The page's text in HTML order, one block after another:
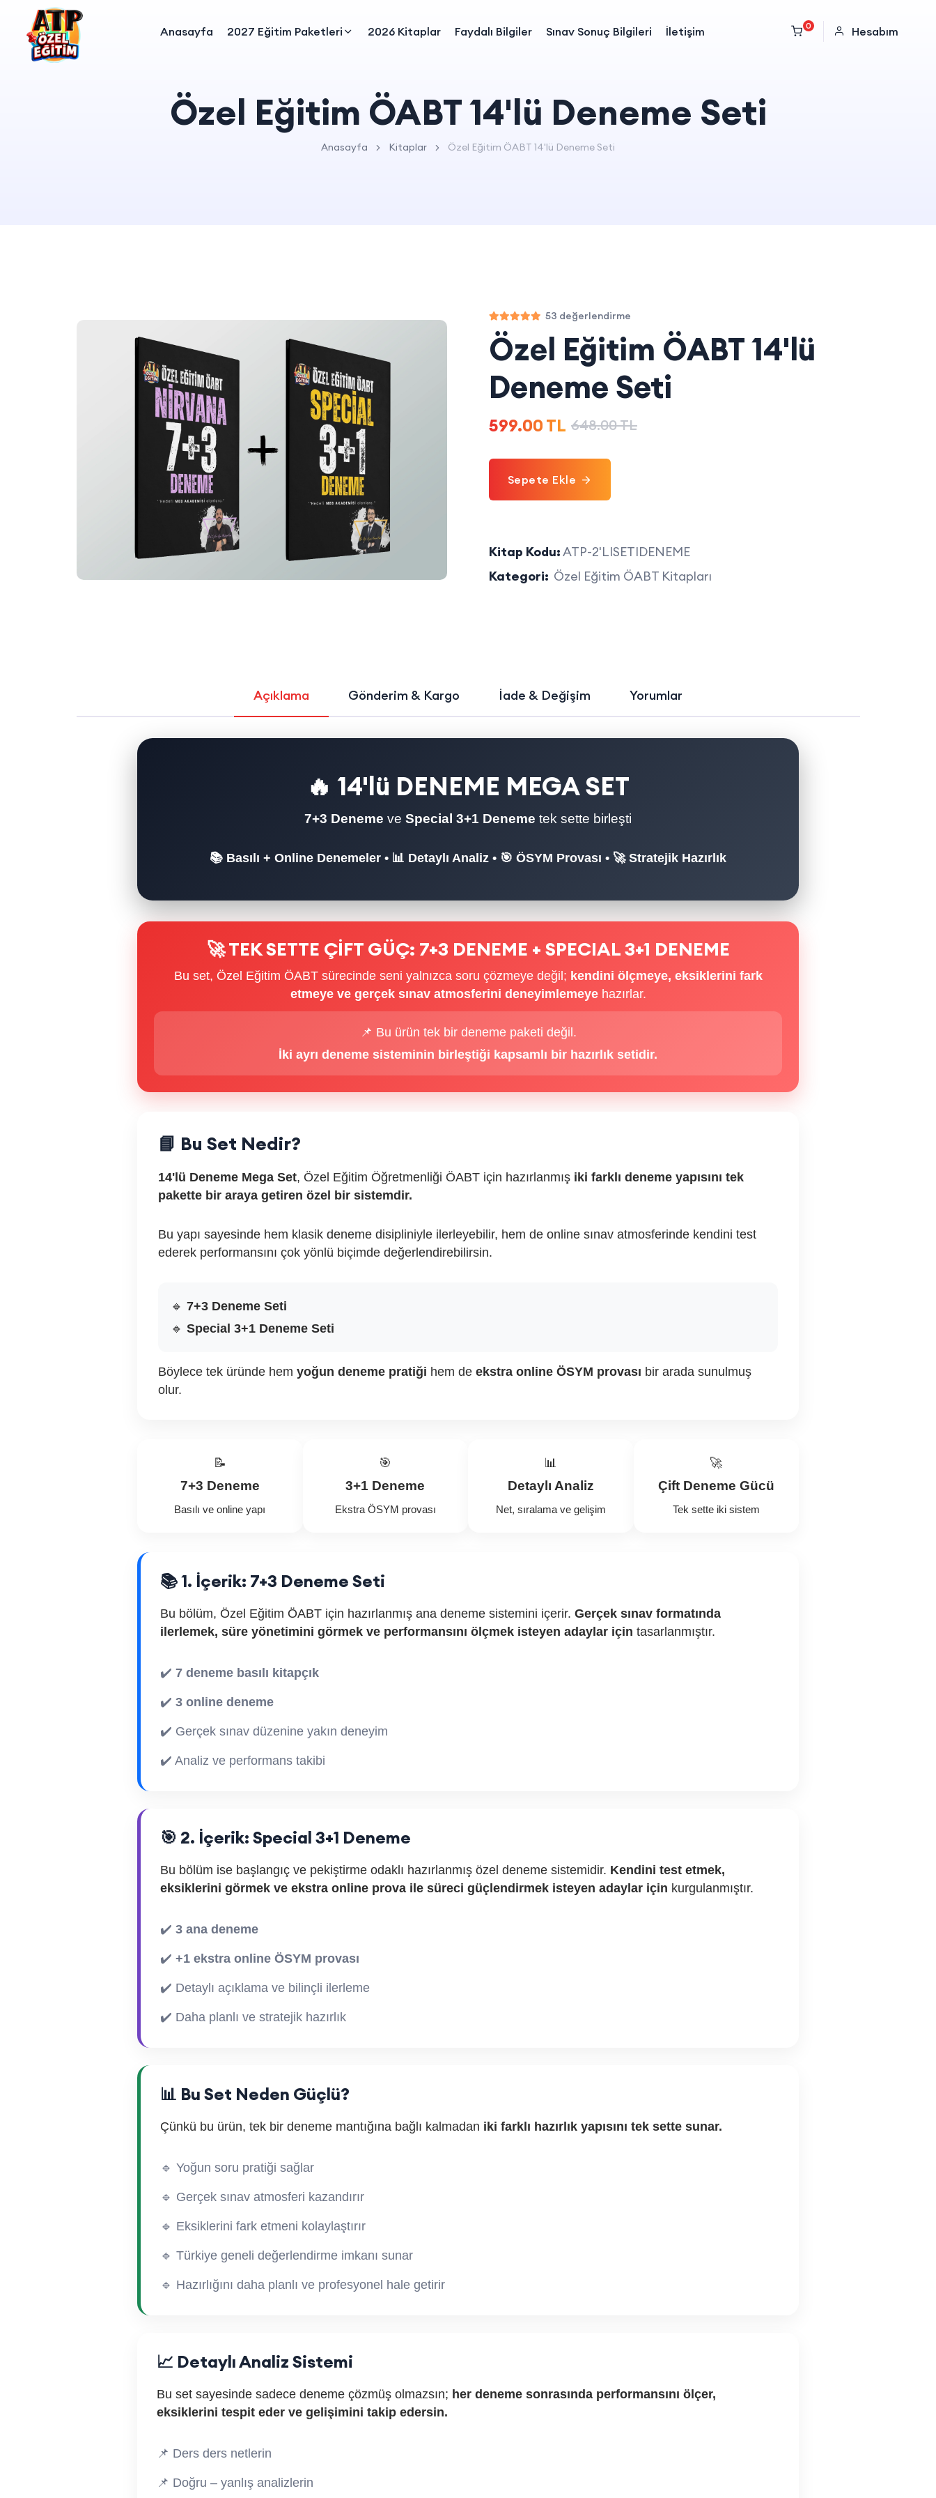
Anasayfa 2027 Eğitim Paketleri 2026 Kitaplar Faydalı Bilgiler Sınav Sonuç Bilgileri İletişim 0 Hesabım
Özel Eğitim ÖABT 14'lü Deneme Seti
Anasayfa Kitaplar Özel Eğitim ÖABT 14'lü Deneme Seti
53 değerlendirme
Özel Eğitim ÖABT 14'lü
Deneme Seti
599.00 TL 648.00 TL
Sepete Ekle
Kitap Kodu:ATP-2'LISETIDENEME
Kategori: Özel Eğitim ÖABT Kitapları
Açıklama Gönderim & Kargo İade & Değişim Yorumlar
🔥 14'lü DENEME MEGA SET
7+3 Deneme ve Special 3+1 Deneme tek sette birleşti
📚 Basılı + Online Denemeler • 📊 Detaylı Analiz • 🎯 ÖSYM Provası • 🚀 Stratejik Hazırlık
🚀 TEK SETTE ÇİFT GÜÇ: 7+3 DENEME + SPECIAL 3+1 DENEME
Bu set, Özel Eğitim ÖABT sürecinde seni yalnızca soru çözmeye değil; kendini ölçmeye, eksiklerini fark
etmeye ve gerçek sınav atmosferini deneyimlemeyehazırlar.
📌 Bu ürün tek bir deneme paketi değil.
İki ayrı deneme sisteminin birleştiği kapsamlı bir hazırlık setidir.
📘 Bu Set Nedir?
14'lü Deneme Mega Set, Özel Eğitim Öğretmenliği ÖABT için hazırlanmış iki farklı deneme yapısını tek
pakette bir araya getiren özel bir sistemdir.
Bu yapı sayesinde hem klasik deneme disipliniyle ilerleyebilir, hem de online sınav atmosferinde kendini test
ederek performansını çok yönlü biçimde değerlendirebilirsin.
🔹 7+3 Deneme Seti
🔹 Special 3+1 Deneme Seti
Böylece tek üründe hem yoğun deneme pratiği hem de ekstra online ÖSYM provası bir arada sunulmuş
olur.
📝
7+3 Deneme
Basılı ve online yapı
🎯
3+1 Deneme
Ekstra ÖSYM provası
📊
Detaylı Analiz
Net, sıralama ve gelişim
🚀
Çift Deneme Gücü
Tek sette iki sistem
📚 1. İçerik: 7+3 Deneme Seti
Bu bölüm, Özel Eğitim ÖABT için hazırlanmış ana deneme sistemini içerir. Gerçek sınav formatında
ilerlemek, süre yönetimini görmek ve performansını ölçmek isteyen adaylar için tasarlanmıştır.
✔️ 7 deneme basılı kitapçık
✔️ 3 online deneme
✔️ Gerçek sınav düzenine yakın deneyim
✔️ Analiz ve performans takibi
🎯 2. İçerik: Special 3+1 Deneme
Bu bölüm ise başlangıç ve pekiştirme odaklı hazırlanmış özel deneme sistemidir. Kendini test etmek,
eksiklerini görmek ve ekstra online prova ile süreci güçlendirmek isteyen adaylar için kurgulanmıştır.
✔️ 3 ana deneme
✔️ +1 ekstra online ÖSYM provası
✔️ Detaylı açıklama ve bilinçli ilerleme
✔️ Daha planlı ve stratejik hazırlık
📊 Bu Set Neden Güçlü?
Çünkü bu ürün, tek bir deneme mantığına bağlı kalmadan iki farklı hazırlık yapısını tek sette sunar.
🔹 Yoğun soru pratiği sağlar
🔹 Gerçek sınav atmosferi kazandırır
🔹 Eksiklerini fark etmeni kolaylaştırır
🔹 Türkiye geneli değerlendirme imkanı sunar
🔹 Hazırlığını daha planlı ve profesyonel hale getirir
📈 Detaylı Analiz Sistemi
Bu set sayesinde sadece deneme çözmüş olmazsın; her deneme sonrasında performansını ölçer,
eksiklerini tespit eder ve gelişimini takip edersin.
📌 Ders ders netlerin
📌 Doğru – yanlış analizlerin